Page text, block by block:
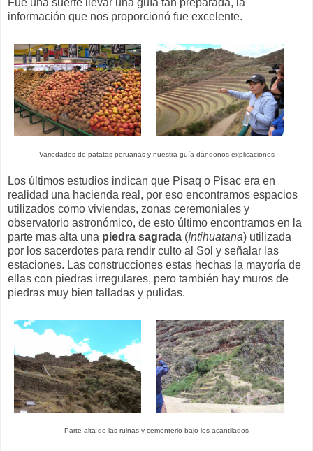
información que nos proporcionó fue excelente.
Variedades de patatas peruanas y nuestra guía dándonos explicaciones
Los últimos estudios indican que Pisaq o Pisac era en
realidad una hacienda real, por eso encontramos espacios
utilizados como viviendas, zonas ceremoniales y
observatorio astronómico, de esto último encontramos en la
parte mas alta una piedra sagrada (Intihuatana) utilizada
por los sacerdotes para rendir culto al Sol y señalar las
estaciones. Las construcciones estas hechas la mayoría de
ellas con piedras irregulares, pero también hay muros de
piedras muy bien talladas y pulidas.
Parte alta de las ruinas y cementerio bajo los acantilados